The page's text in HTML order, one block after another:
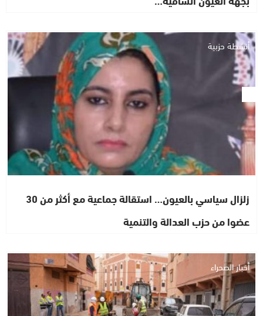
أنشطة حزبية
زلزال سياسي بالعيون… استقالة جماعية مع أكثر من 30
عضوا من حزب العدالة والتنمية
أخبار الصحراء